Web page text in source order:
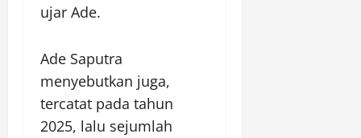
ujar Ade.
Ade Saputra
menyebutkan juga,
tercatat pada tahun
2025, lalu sejumlah